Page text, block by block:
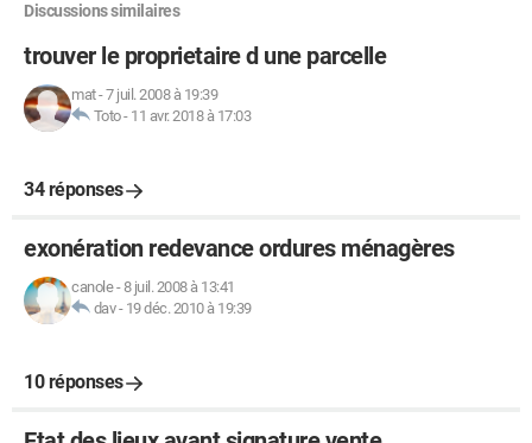
Discussions similaires
trouver le proprietaire d une parcelle
mat-7 juil. 2008 à 19:39
Toto- 11 avr. 2018 à 17:03
34 réponses
exonération redevance ordures ménagères
canole-8 juil. 2008 à 13:41
dav- 19 déc. 2010 à 19:39
10 réponses